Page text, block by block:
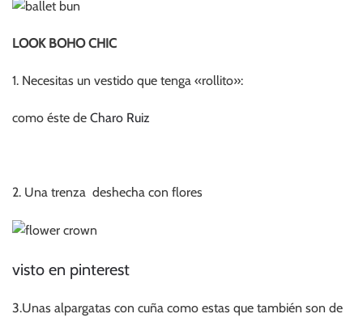
LOOK BOHO CHIC
1. Necesitas un vestido que tenga «rollito»:
como éste de Charo Ruiz
2. Una trenza deshecha con flores
visto en pinterest
3.Unas alpargatas con cuña como estas que también son de